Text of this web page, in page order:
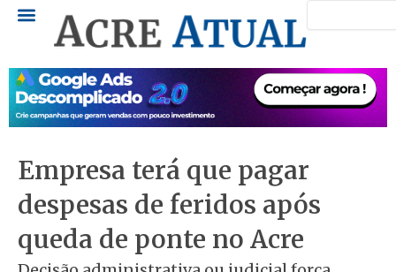
conteúdo
Empresa terá que pagar
despesas de feridos após
queda de ponte no Acre